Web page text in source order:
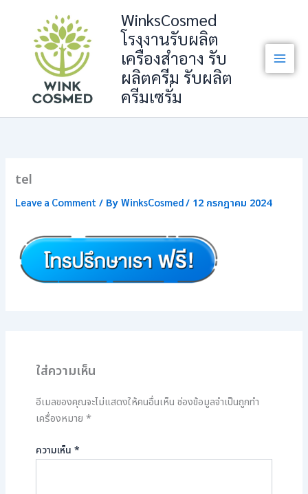
content
WinksCosmed
โรงงานรับผลิต
เครื่องสำอาง รับ
ผลิตครีม รับผลิต
ครีมเซรั่ม
tel
Leave a Comment / ByWinksCosmed/ 12 กรกฎาคม 2024
ใส่ความเห็น
อีเมลของคุณจะไม่แสดงให้คนอื่นเห็น ช่องข้อมูลจำเป็นถูกทำ
เครื่องหมาย *
ความเห็น *